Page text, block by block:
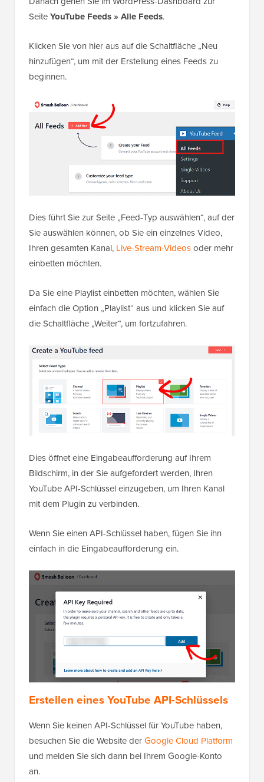
SeiteYouTube Feeds » Alle Feeds.
Klicken Sie von hier aus auf die Schaltfläche „Neu
hinzufügen“, um mit der Erstellung eines Feeds zu
beginnen.
Dies führt Sie zur Seite „Feed-Typ auswählen“, auf der
Sie auswählen können, ob Sie ein einzelnes Video,
Ihren gesamten Kanal, Live-Stream-Videosoder mehr
einbetten möchten.
Da Sie eine Playlist einbetten möchten, wählen Sie
einfach die Option „Playlist“ aus und klicken Sie auf
die Schaltfläche „Weiter“, um fortzufahren.
Dies öffnet eine Eingabeaufforderung auf Ihrem
Bildschirm, in der Sie aufgefordert werden, Ihren
YouTube API-Schlüssel einzugeben, um Ihren Kanal
mit dem Plugin zu verbinden.
Wenn Sie einen API-Schlüssel haben, fügen Sie ihn
einfach in die Eingabeaufforderung ein.
Erstellen eines YouTube API-Schlüssels
Wenn Sie keinen API-Schlüssel für YouTube haben,
besuchen Sie die Website derGoogle Cloud Platform
und melden Sie sich dann bei Ihrem Google-Konto
an.